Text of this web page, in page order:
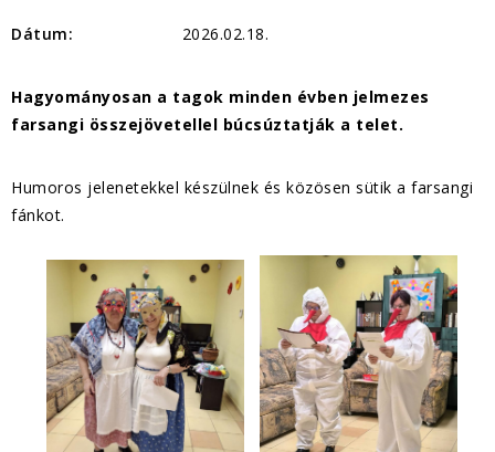
Dátum: 2026.02.18.
Hagyományosan a tagok minden évben jelmezes
farsangi összejövetellel búcsúztatják a telet.
Humoros jelenetekkel készülnek és közösen sütik a farsangi
fánkot.